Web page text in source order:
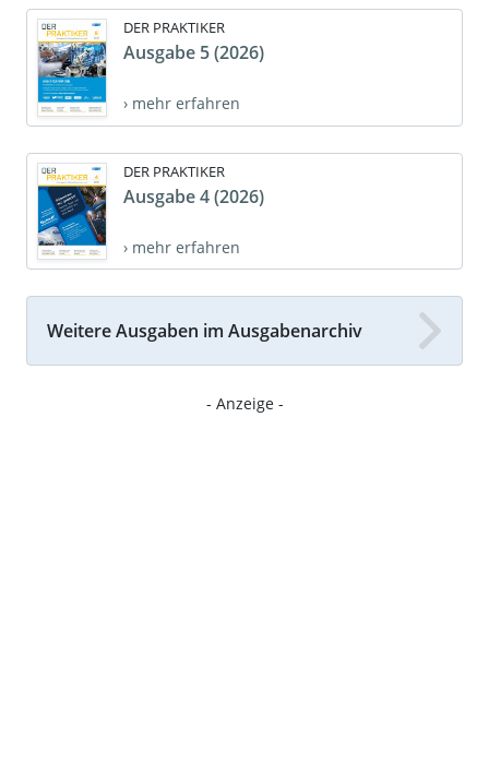
DER PRAKTIKER
Ausgabe 5 (2026)
› mehr erfahren
DER PRAKTIKER
Ausgabe 4 (2026)
› mehr erfahren
Weitere Ausgaben im Ausgabenarchiv
- Anzeige -